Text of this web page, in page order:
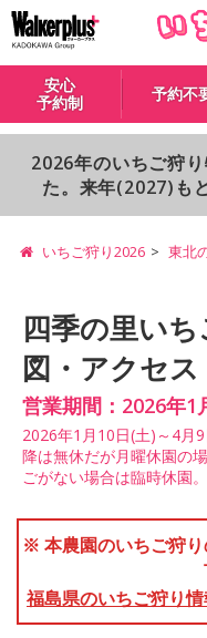
安心
予約制
予約不
2026年のいちご狩
た。来年(2027)も
いちご狩り2026 東北
四季の里い
図・アクセス
営業期間：2026年1
2026年1月10日(土)～4月
降は無休だが月曜休園の
ごがない場合は臨時休園
※ 本農園のいちご狩
福島県のいちご狩り